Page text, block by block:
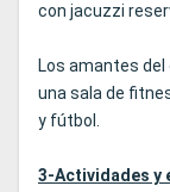
con jacuzzi
Los amantes
una sala de
y fútbol.
3-Actividades y